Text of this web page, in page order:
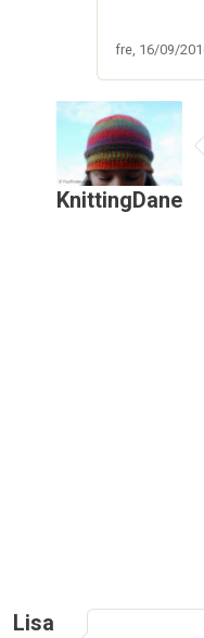
fre, 16/09/
KnittingDane
Lisa